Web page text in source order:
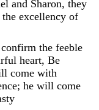
and Sharon, they
the excellency of
confirm the feeble
heart, Be
come with
; he will come